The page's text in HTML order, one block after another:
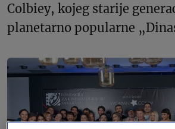
Colbiey, kojeg starije
planetarno popularne